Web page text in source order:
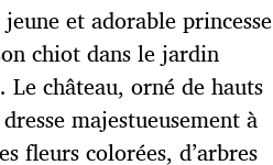
et adorable princesse
chiot dans le jardin
château, orné de hauts
majestueusement à
fleurs colorées, d’arbres